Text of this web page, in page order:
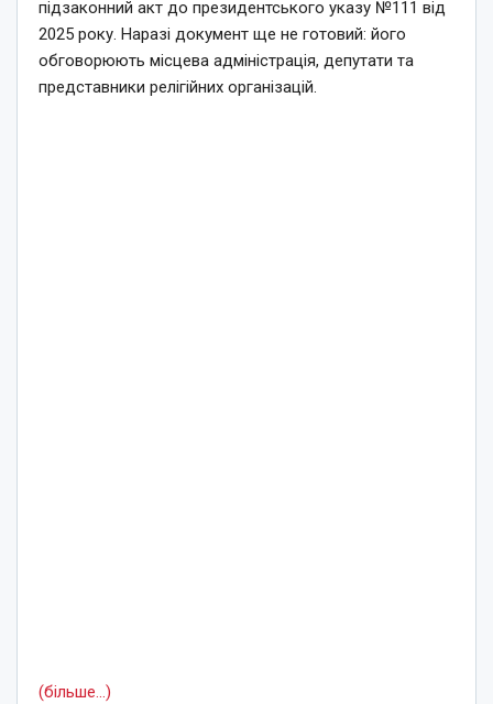
підзаконний акт до президентського указу №111 від
2025 року. Наразі документ ще не готовий: його
обговорюють місцева адміністрація, депутати та
представники релігійних організацій.
(більше…)